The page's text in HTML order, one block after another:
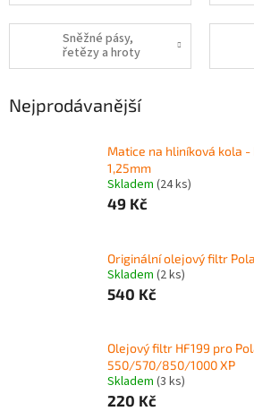
Sněžné pásy,
řetězy a hroty
Nejprodávanější
Matice na hliníková kola -
1,25mm
Skladem (24 ks)
49 Kč
Originální olejový filtr
Skladem (2 ks)
540 Kč
Olejový filtr HF199 pro
550/570/850/1000 XP
Skladem (3 ks)
220 Kč